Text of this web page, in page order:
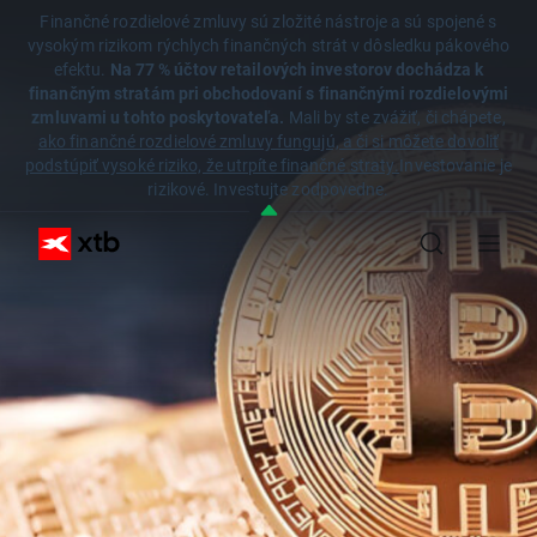
Finančné rozdielové zmluvy sú zložité nástroje a sú spojené s
vysokým rizikom rýchlych finančných strát v dôsledku pákového
efektu. Na 77 % účtov retailových investorov dochádza k
finančným stratám pri obchodovaní s finančnými rozdielovými
zmluvami u tohto poskytovateľa. Mali by ste zvážiť, či chápete,
ako finančné rozdielové zmluvy fungujú, a či si môžete dovoliť
podstúpiť vysoké riziko, že utrpíte finančné straty. Investovanie je
rizikové. Investujte zodpovedne.